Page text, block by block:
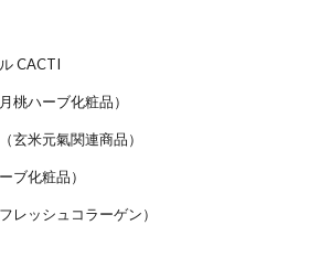
CACTI
桃ハーブ化粧品）
玄米元氣関連商品）
ブ化粧品）
レッシュコラーゲン）